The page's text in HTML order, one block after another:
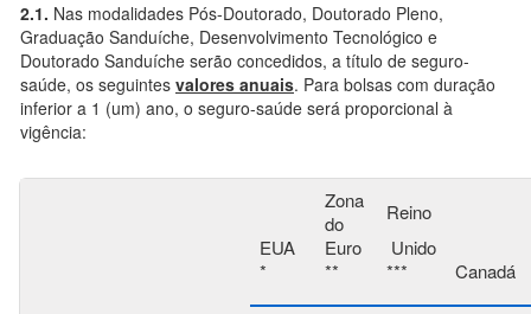
2.1. Nas modalidades Pós-Doutorado, Doutorado Pleno,
Graduação Sanduíche, Desenvolvimento Tecnológico e
Doutorado Sanduíche serão concedidos, a título de seguro-
saúde, os seguintes valores anuais. Para bolsas com duração
inferior a 1 (um) ano, o seguro-saúde será proporcional à
vigência:
EUA
*
Zona
do
Euro
**
Reino
Unido
***
Canadá